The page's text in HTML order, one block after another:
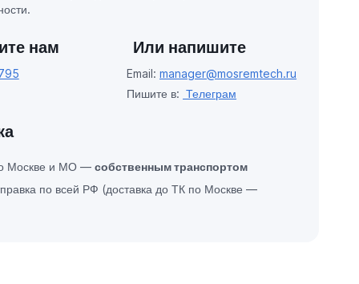
нам Или напишите
Email:manager@mosremtech.ru
Пишите в: Телеграм
Москве и МО — собственным транспортом
по всей РФ (доставка до ТК по Москве —